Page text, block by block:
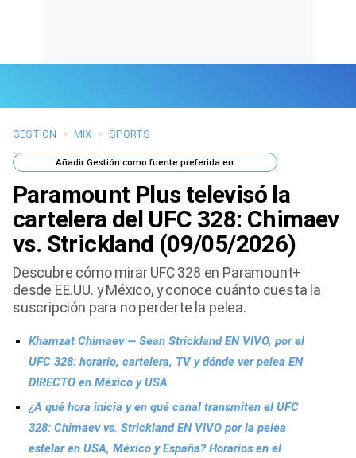
Últimas Noticias
Mi Bolsillo
Respuestas
Gente
Vida Laboral
Tendencias Mix
GESTION > MIX > SPORTS
AñadirGestión como fuente preferida en
Paramount Plus televisó la
cartelera del UFC 328: Chimaev
vs. Strickland (09/05/2026)
Descubre cómo mirar UFC 328 en Paramount+
desde EE.UU. y México, y conoce cuánto cuesta la
suscripción para no perderte la pelea.
Khamzat Chimaev — Sean Strickland EN VIVO, por el
UFC 328: horario, cartelera, TV y dónde ver pelea EN
DIRECTO en México y USA
¿A qué hora inicia y en qué canal transmiten el UFC
328: Chimaev vs. Strickland EN VIVO por la pelea
estelar en USA, México y España? Horarios en el